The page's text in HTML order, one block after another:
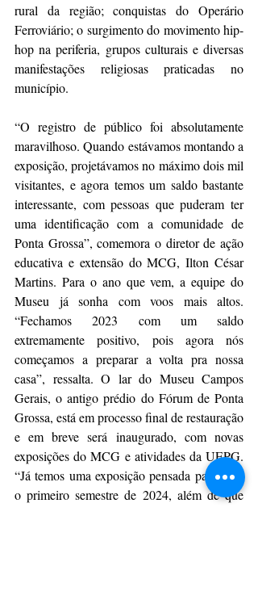
rural da região; conquistas do Operário
Ferroviário; o surgimento do movimento hip-
hop na periferia, grupos culturais e diversas
manifestações religiosas praticadas no
município.
“O registro de público foi absolutamente
maravilhoso. Quando estávamos montando a
exposição, projetávamos no máximo dois mil
visitantes, e agora temos um saldo bastante
interessante, com pessoas que puderam ter
uma identificação com a comunidade de
Ponta Grossa”, comemora o diretor de ação
educativa e extensão do MCG, Ilton César
Martins. Para o ano que vem, a equipe do
Museu já sonha com voos mais altos.
“Fechamos 2023 com um saldo
extremamente positivo, pois agora nós
começamos a preparar a volta pra nossa
casa”, ressalta. O lar do Museu Campos
Gerais, o antigo prédio do Fórum de Ponta
Grossa, está em processo final de restauração
e em breve será inaugurado, com novas
exposições do MCG e atividades da UEPG.
“Já temos uma exposição pensada para todo
o primeiro semestre de 2024, além de que